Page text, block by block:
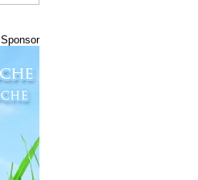
Sponsor